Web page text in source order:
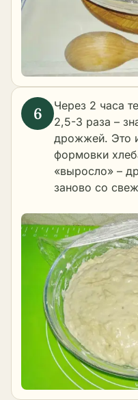
Через 2 часа
2,5-3 раза –
дрожжей. Это
формовки
«выросло» –
заново со